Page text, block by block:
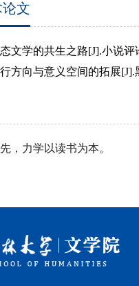
文
文学的共生之路[J].小说评
方向与意义空间的拓展[J].
，力学以读书为本。